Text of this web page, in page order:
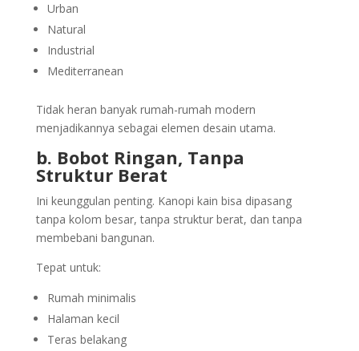
Urban
Natural
Industrial
Mediterranean
Tidak heran banyak rumah-rumah modern
menjadikannya sebagai elemen desain utama.
b. Bobot Ringan, Tanpa
Struktur Berat
Ini keunggulan penting. Kanopi kain bisa dipasang
tanpa kolom besar, tanpa struktur berat, dan tanpa
membebani bangunan.
Tepat untuk:
Rumah minimalis
Halaman kecil
Teras belakang